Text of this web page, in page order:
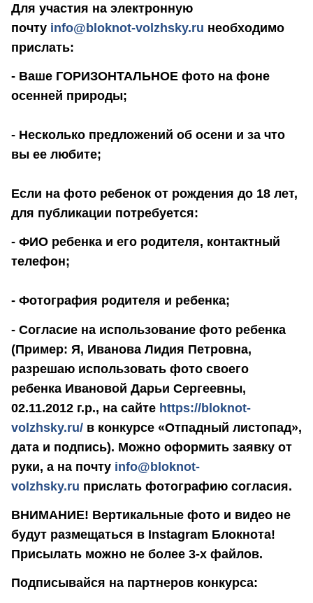
Для участия на электронную
почту info@bloknot-volzhsky.ru необходимо
прислать:
- Ваше ГОРИЗОНТАЛЬНОЕ фото на фоне
осенней природы;
- Несколько предложений об осени и за что
вы ее любите;
Если на фото ребенок от рождения до 18 лет,
для публикации потребуется:
- ФИО ребенка и его родителя, контактный
телефон;
- Фотография родителя и ребенка;
- Согласие на использование фото ребенка
(Пример: Я, Иванова Лидия Петровна,
разрешаю использовать фото своего
ребенка Ивановой Дарьи Сергеевны,
02.11.2012 г.р., на сайте https://bloknot-
volzhsky.ru/ в конкурсе «Отпадный листопад»,
дата и подпись). Можно оформить заявку от
руки, а на почту info@bloknot-
volzhsky.ru прислать фотографию согласия.
ВНИМАНИЕ! Вертикальные фото и видео не
будут размещаться в Instagram Блокнота!
Присылать можно не более 3-х файлов.
Подписывайся на партнеров конкурса: